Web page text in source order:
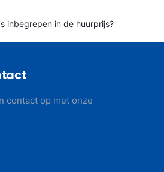
inbegrepen in de huurprijs?
contact op met onze